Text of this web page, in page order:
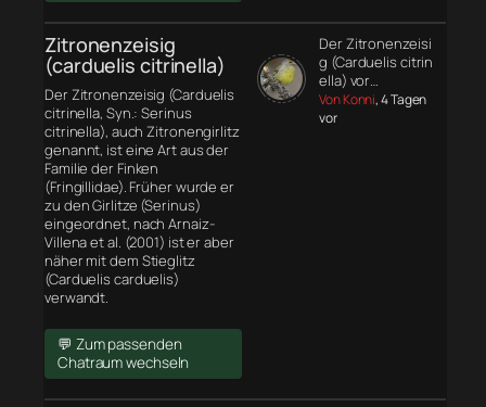
Zitronenzeisig
(carduelis citrinella)
Der Zitronenzeisig (Carduelis
citrinella, Syn.: Serinus
citrinella), auch Zitronengirlitz
genannt, ist eine Art aus der
Familie der Finken
(Fringillidae). Früher wurde er
zu den Girlitze (Serinus)
eingeordnet, nach Arnaiz-
Villena et al. (2001) ist er aber
näher mit dem Stieglitz
(Carduelis carduelis)
verwandt.
💬 Zum passenden
Chatraum wechseln
Der Zitronenzeisi
g (Carduelis citrin
ella) vor…
Von Konni, 4 Tagen
vor